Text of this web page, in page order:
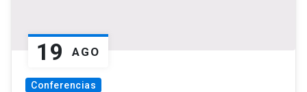
19 AGO
Conferencias